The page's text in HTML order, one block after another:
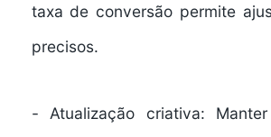
taxa de conversão permite
precisos.
- Atualização criativa: